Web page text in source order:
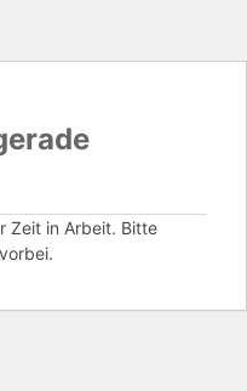
Zeit in Arbeit. Bitte